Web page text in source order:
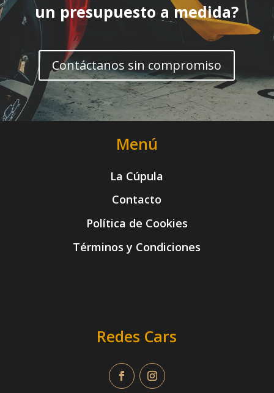
un presupuesto a medida?
Contáctanos sin compromiso
Menú
La Cúpula
Contacto
Política de Cookies
Términos y Condiciones
Redes Cars